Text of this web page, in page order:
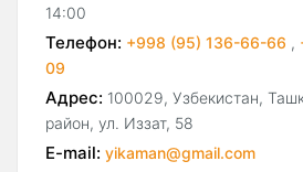
14:00
Телефон: +998 (95) 136-66-66 ,
09
Адрес: 100029, Узбекистан,
район, ул. Иззат, 58
E-mail: yikaman@gmail.com